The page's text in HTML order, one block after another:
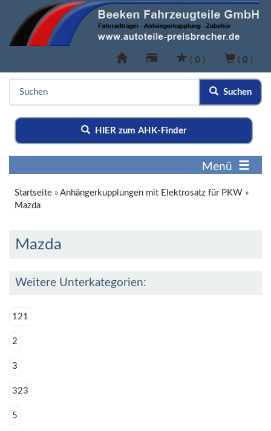
( 0 ) ( 0 )
Suchen
HIER zum AHK-Finder
Menü
Startseite » Anhängerkupplungen mit Elektrosatz für PKW »
Mazda
Mazda
Weitere Unterkategorien:
121
2
3
323
5